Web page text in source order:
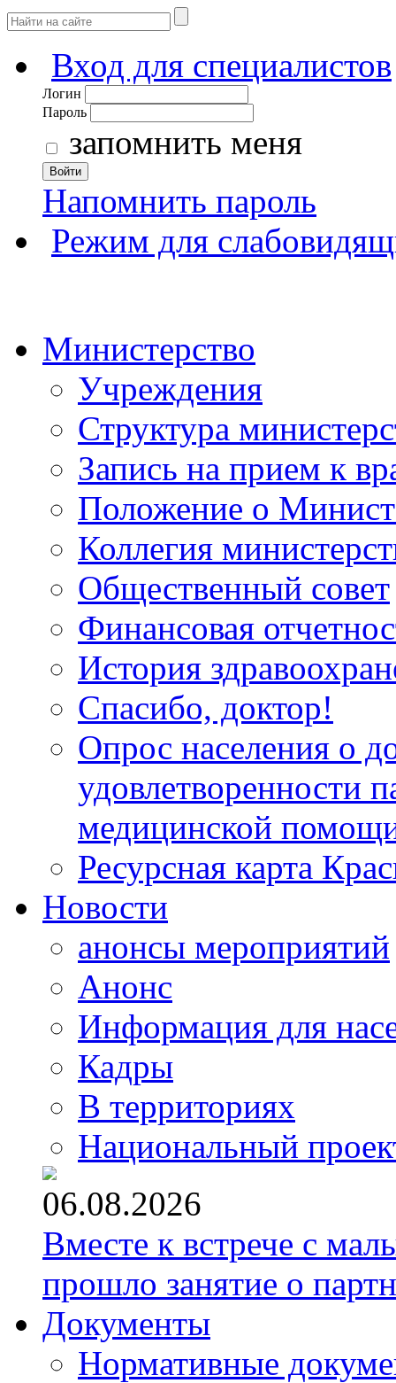
Вход для специалистов
Логин
Пароль
запомнить меня
Войти
Напомнить пароль
Режим для
Министерство
Учреждения
Структура
Запись на прием к
Положение о
Коллегия
Общественный совет
Финансовая
История
Спасибо, доктор!
Опрос населения о
удовлетворенности
медицинской
Ресурсная карта
Новости
анонсы мероприятий
Анонс
Информация для
Кадры
В территориях
Национальный
06.08.2026
Вместе к встрече с
прошло занятие о
Документы
Нормативные